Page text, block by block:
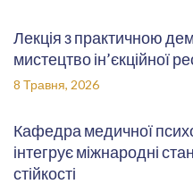
Лекція з практичною
мистецтво ін’єкційної
8 Травня, 2026
Кафедра медичної
інтегрує міжнародні
стійкості